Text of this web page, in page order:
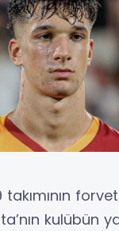
kulübün